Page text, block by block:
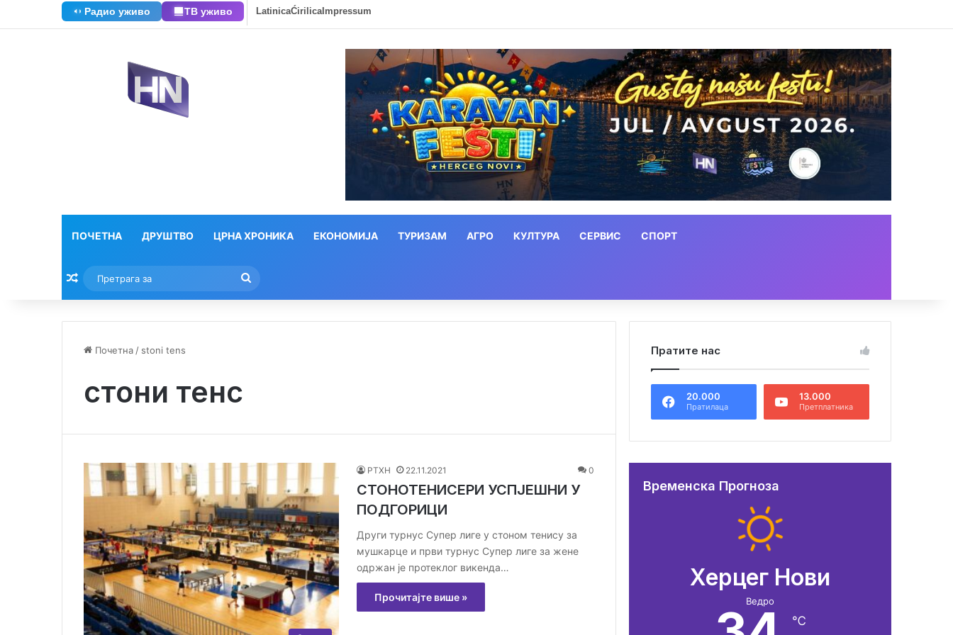
Радио уживо ТВ уживо LatinicaĆirilicaImpressum
ПОЧЕТНА ДРУШТВО ЦРНА ХРОНИКА ЕКОНОМИЈА ТУРИЗАМ АГРО КУЛТУРА СЕРВИС СПОРТ
Насумични текстови
за
Почетна / stoni tens
стони тенс
РТХН 22.11.2021 0
СТОНОТЕНИСЕРИ УСПЈЕШНИ У
ПОДГОРИЦИ
Други турнус Супер лиге у стоном тенису за
мушкарце и први турнус Супер лиге за жене
одржан је протеклог викенда…
Прочитајте више »
Пратите нас
20.000
Пратилаца
13.000
Претплатника
Временска Прогноза
Херцег Нови
Ведро
℃